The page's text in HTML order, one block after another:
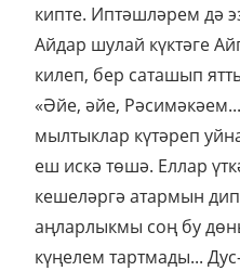
кипте. Иптәшләрем дә
Айдар шулай күктәге
килеп, бер саташып
«Әйе, әйе,
мылтыклар күтәреп
еш искә төшә. Еллар
кешеләргә атармын
аңларлыкмы соң бу
күңелем тартмады...